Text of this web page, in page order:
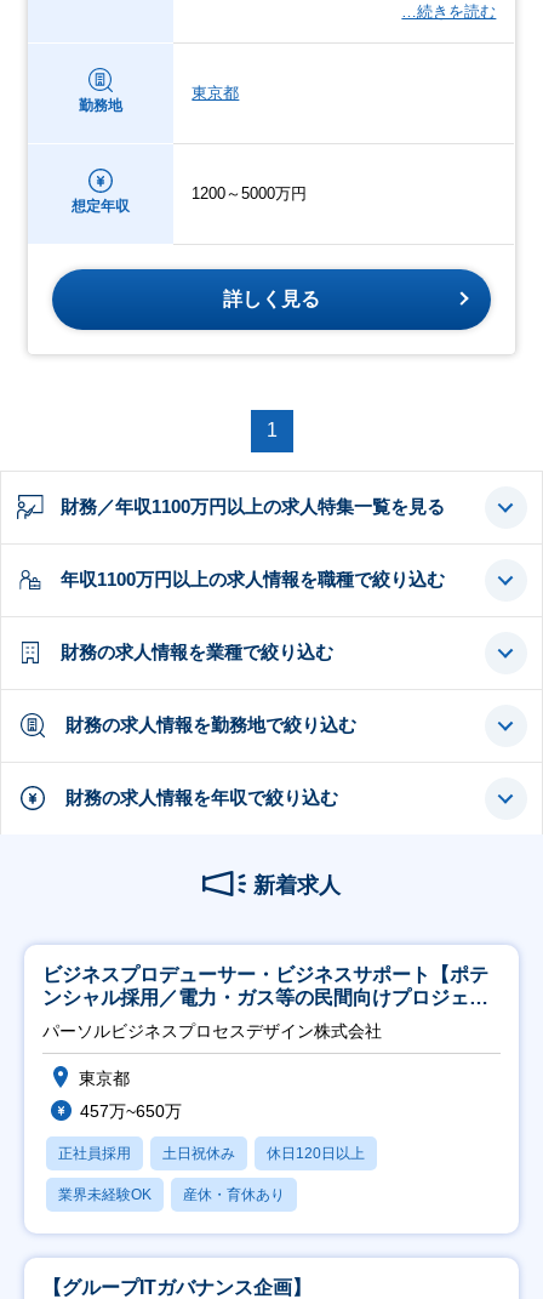
…続きを読む
勤務地
東京都
想定年収
1200～5000万円
詳しく見る
1
財務／年収1100万円以上の求人特集一覧を見る
年収1100万円以上の求人情報を職種で絞り込む
財務の求人情報を業種で絞り込む
財務の求人情報を勤務地で絞り込む
財務の求人情報を年収で絞り込む
新着求人
ビジネスプロデューサー・ビジネスサポート【ポテ
ンシャル採用／電力・ガス等の民間向けプロジェク
ト推進】
パーソルビジネスプロセスデザイン株式会社
東京都
457万~650万
正社員採用 土日祝休み 休日120日以上
業界未経験OK 産休・育休あり
【グループITガバナンス企画】